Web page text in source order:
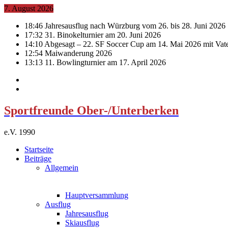
7. August 2026
18:46 Jahresausflug nach Würzburg vom 26. bis 28. Juni 2026
17:32 31. Binokelturnier am 20. Juni 2026
14:10 Abgesagt – 22. SF Soccer Cup am 14. Mai 2026 mit
12:54 Maiwanderung 2026
13:13 11. Bowlingturnier am 17. April 2026
Sportfreunde Ober-/Unterberken
e.V. 1990
Startseite
Beiträge
Allgemein
Hauptversammlung
Ausflug
Jahresausflug
Skiausflug